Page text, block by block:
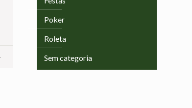
Poker
Roleta
Sem categoria